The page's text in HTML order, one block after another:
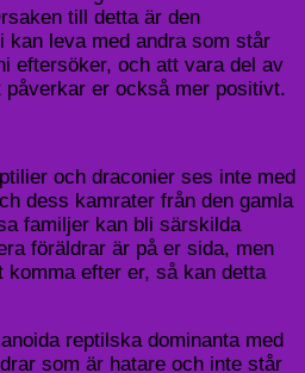
till detta är den
kan leva med andra som står
eftersöker, och att vara del av
er också mer positivt.
och draconier ses inte med
dess kamrater från den gamla
familjer kan bli särskilda
föräldrar är på er sida, men
komma efter er, så kan detta
reptilska dominanta med
som är hatare och inte står